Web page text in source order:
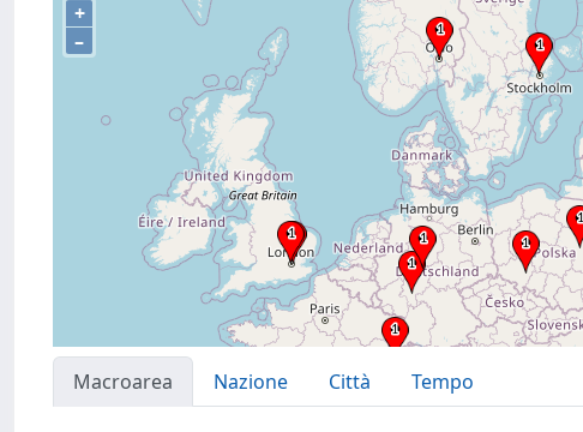
+
–
Macroarea Nazione Città
Tempo